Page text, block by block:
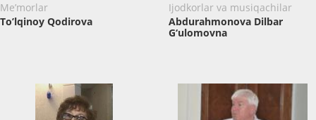
Me’morlar
To’lqinoy Qodirova
Ijodkorlar va musiqachilar
Abdurahmonova Dilbar
G‘ulomovna